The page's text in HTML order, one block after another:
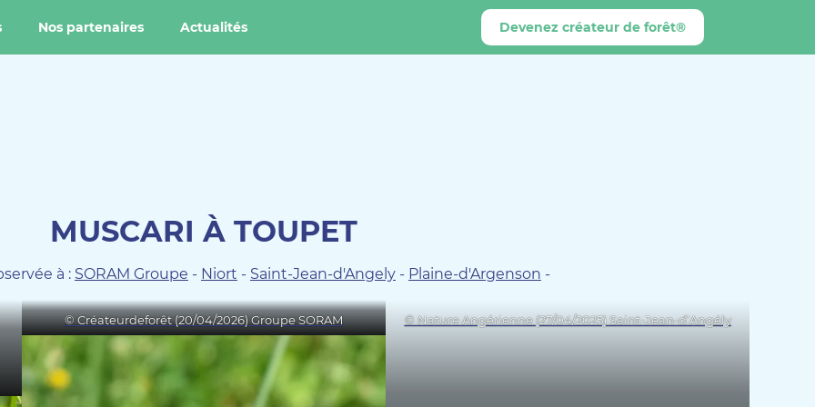
Nos partenaires Actualités Devenez créateur de forêt®
MUSCARI À TOUPET
à : SORAM Groupe - Niort - Saint-Jean-d'Angely - Plaine-d'Argenson -
© Créateurdeforêt (20/04/2026) Groupe SORAM © Nature Angérienne (27/04/2025) Saint-Jean-d’Angély